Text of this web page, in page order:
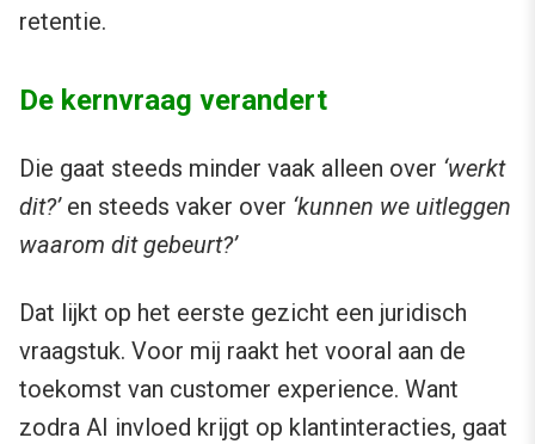
retentie.
De kernvraag verandert
Die gaat steeds minder vaak alleen over ‘werkt
dit?’en steeds vaker over ‘kunnen we uitleggen
waarom dit gebeurt?’
Dat lijkt op het eerste gezicht een juridisch
vraagstuk. Voor mij raakt het vooral aan de
toekomst van customer experience. Want
zodra AI invloed krijgt op klantinteracties, gaat